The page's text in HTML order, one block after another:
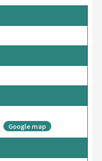
Google map